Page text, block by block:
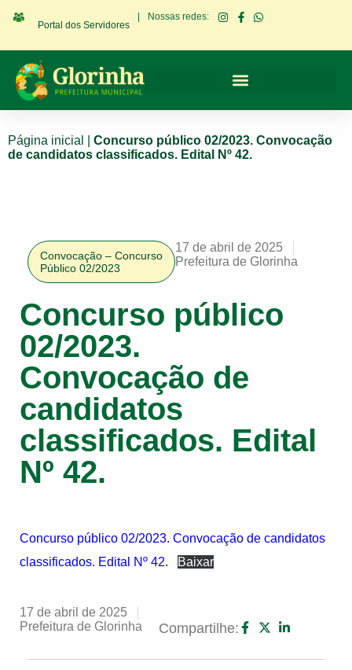
Portal dos Servidores
Nossas redes:
Página inicial
Concurso público 02/2023. Convocação
de candidatos classificados. Edital Nº 42.
Convocação – Concurso
Público 02/2023
17 de abril de 2025
Prefeitura de Glorinha
Concurso público
02/2023.
Convocação de
candidatos
classificados. Edital
Nº 42.
Concurso público 02/2023. Convocação de candidatos
classificados. Edital Nº 42.
Baixar
17 de abril de 2025
Prefeitura de Glorinha
Compartilhe: